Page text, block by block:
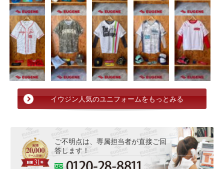
イウジン人気のユニフォームをもっとみる
ご不明点は、専属担当者が直接ご回
答します！